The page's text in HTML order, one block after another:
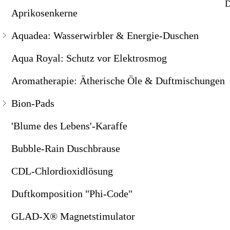
ZeitenSchrift-Themenpakete
Knochengesundheit
KräuterStimuli - Leberreinigung
Kurkuma & Piperin
Lebenstrank
Life Security - Nährstoffmix
Mitochondrien-Power
MSM – Organischer Schwefel
Multi-Eisen-Kapseln
MyAmino-Proteine
Natürliche Ballaststoffe
Aromatherapie: Ätherische Öle & Duftmischungen
Bion-Pads
'Blume des Lebens'-Karaffe
Bubble-Rain Duschbrause
CDL-Chlordioxidlösung
Duftkomposition "Phi-Code"
GLAD-X® Magnetstimulator
Handy-Chip: Schutz vor Elektrosmog
Klangschalen & Stimmgabeln
Kolloidales Silber
Natur | Erde | Tiere
Politik | Gesellschaft | Geschichte
Ratgeber | Lebenshilfe
Spiritualität | Esoterik
Wirtschaft | Finanzen
Wissenschaft | Technik
Aprikosenkerne
Aquadea: Wasserwirbler & Energie-Duschen
Aqua Royal: Schutz vor Elektrosmog
Aromatherapie: Ätherische Öle & Duftmischungen
Bion-Pads
'Blume des Lebens'-Karaffe
Bubble-Rain Duschbrause
CDL-Chlordioxidlösung
Duftkomposition "Phi-Code"
GLAD-X® Magnetstimulator